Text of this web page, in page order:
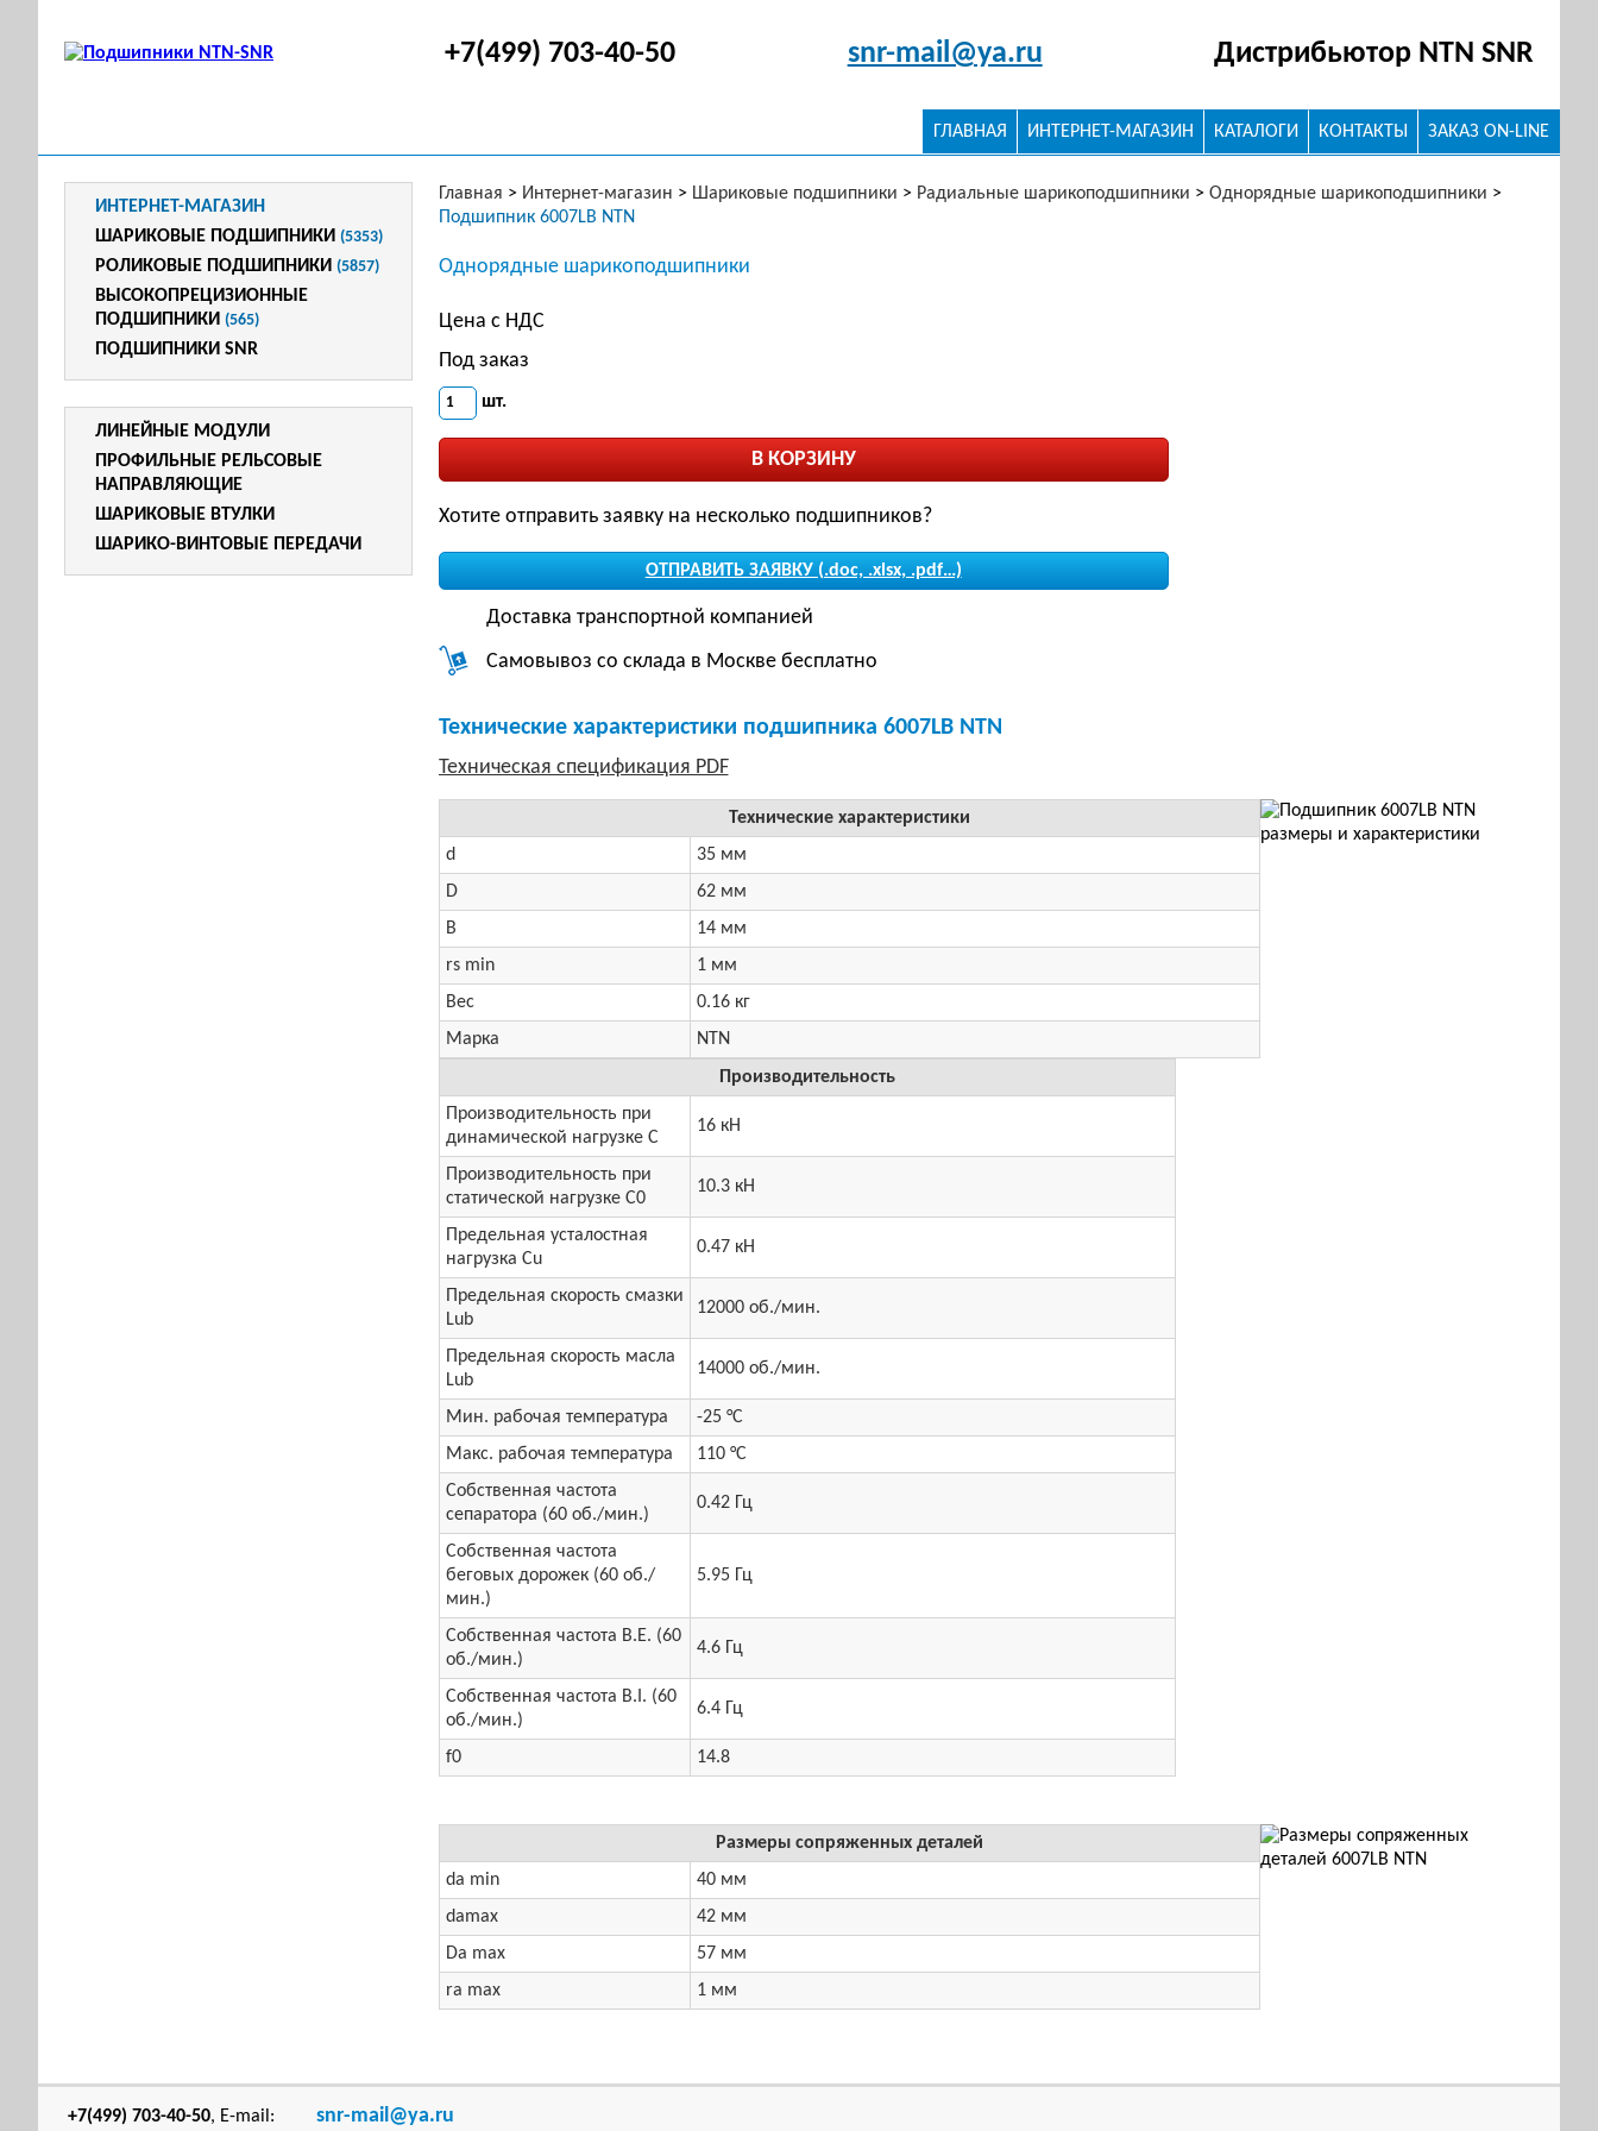
+7(499) 703-40-50 snr-mail@ya.ru Дистрибьютор NTN SNR
ГЛАВНАЯ ИНТЕРНЕТ-МАГАЗИН КАТАЛОГИ КОНТАКТЫ ЗАКАЗ ON-LINE
ИНТЕРНЕТ-МАГАЗИН
ШАРИКОВЫЕ ПОДШИПНИКИ (5353)
РОЛИКОВЫЕ ПОДШИПНИКИ (5857)
ВЫСОКОПРЕЦИЗИОННЫЕ
ПОДШИПНИКИ (565)
ПОДШИПНИКИ SNR
ЛИНЕЙНЫЕ МОДУЛИ
ПРОФИЛЬНЫЕ РЕЛЬСОВЫЕ
НАПРАВЛЯЮЩИЕ
ШАРИКОВЫЕ ВТУЛКИ
ШАРИКО-ВИНТОВЫЕ ПЕРЕДАЧИ
Главная > Интернет-магазин > Шариковые подшипники > Радиальные шарикоподшипники > Однорядные шарикоподшипники >
Подшипник 6007LB NTN
Однорядные шарикоподшипники
Цена с НДС
Под заказ
шт.
Хотите отправить заявку на несколько подшипников?
ОТПРАВИТЬ ЗАЯВКУ (.doc, .xlsx, .pdf…)
Доставка транспортной компанией
Самовывоз со склада в Москве бесплатно
Технические характеристики подшипника 6007LB NTN
Технические характеристики
d
35 мм
D
62 мм
B
14 мм
rs min
1 мм
Вес
0.16 кг
Марка
NTN
Производительность
Производительность при
динамической нагрузке C
16 кН
Производительность при
статической нагрузке C0
10.3 кН
Предельная усталостная
нагрузка Cu
0.47 кН
Предельная скорость смазки
Lub
12000 об./мин.
Предельная скорость масла
Lub
14000 об./мин.
Мин. рабочая температура
-25 °C
Макс. рабочая температура
110 °C
Собственная частота
сепаратора (60 об./мин.)
0.42 Гц
Собственная частота
беговых дорожек (60 об./
мин.)
5.95 Гц
Собственная частота B.E. (60
об./мин.)
4.6 Гц
Собственная частота B.I. (60
об./мин.)
6.4 Гц
f0 14.8
Размеры сопряженных деталей
da min
40 мм
damax
42 мм
Da max
57 мм
ra max
1 мм
+7(499) 703-40-50, E-mail: snr-mail@ya.ru